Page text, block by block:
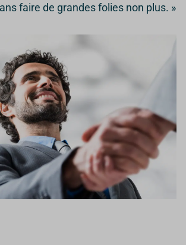
faire de grandes folies non plus. »